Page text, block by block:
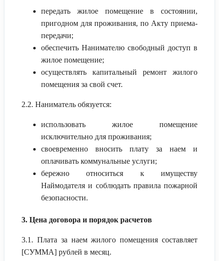
передать жилое помещение в состоянии,
пригодном для проживания, по Акту приема-
передачи;
обеспечить Нанимателю свободный доступ в
жилое помещение;
осуществлять капитальный ремонт жилого
помещения за свой счет.
2.2. Наниматель обязуется:
использовать жилое помещение
исключительно для проживания;
своевременно вносить плату за наем и
оплачивать коммунальные услуги;
бережно относиться к имуществу
Наймодателя и соблюдать правила пожарной
безопасности.
3. Цена договора и порядок расчетов
3.1. Плата за наем жилого помещения составляет
[СУММА] рублей в месяц.